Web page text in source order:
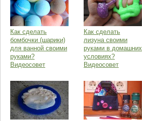
Как сделать
бомбочки (шарики)
для ванной своими
руками?
Видеосовет
Как сделать
лизуна своими
руками в домашних
условиях?
Видеосовет